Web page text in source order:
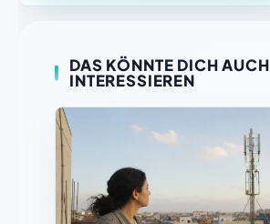
DAS KÖNNTE DICH AUCH
INTERESSIEREN